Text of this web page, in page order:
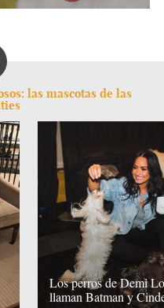
las mascotas de las
Los perros de Demi
llaman Batman y